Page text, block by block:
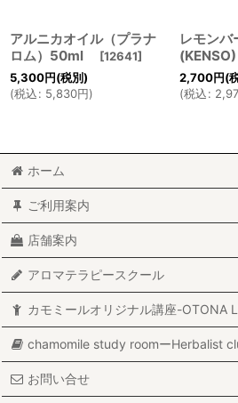
アルニカオイル（プラナ
ロム）50ml
[12641]
5,300円(税別)
(税込: 5,830円)
レモンバ
2,700円(
(税込:
ホーム
ご利用案内
店舗案内
アロマテラピースクール
カモミールオリジナル講座-OTONA
chamomile study roomーHerbalist
お問い合せ